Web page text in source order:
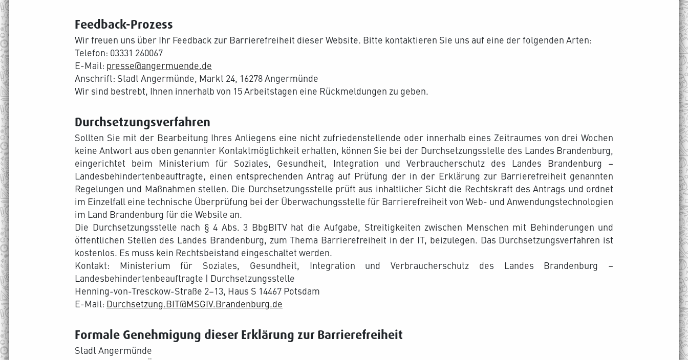
Feedback-Prozess
Wir freuen uns über Ihr Feedback zur Barrierefreiheit dieser Website. Bitte kontaktieren Sie uns auf eine der folgenden Arten:
Telefon: 03331 260067
E-Mail: presse@angermuende.de
Anschrift: Stadt Angermünde, Markt 24, 16278 Angermünde
Wir sind bestrebt, Ihnen innerhalb von 15 Arbeitstagen eine Rückmeldungen zu geben.
Durchsetzungsverfahren
Sollten Sie mit der Bearbeitung Ihres Anliegens eine nicht zufriedenstellende oder innerhalb eines Zeitraumes von drei Wochen
keine Antwort aus oben genannter Kontaktmöglichkeit erhalten, können Sie bei der Durchsetzungsstelle des Landes Brandenburg,
eingerichtet beim Ministerium für Soziales, Gesundheit, Integration und Verbraucherschutz des Landes Brandenburg –
Landesbehindertenbeauftragte, einen entsprechenden Antrag auf Prüfung der in der Erklärung zur Barrierefreiheit genannten
Regelungen und Maßnahmen stellen. Die Durchsetzungsstelle prüft aus inhaltlicher Sicht die Rechtskraft des Antrags und ordnet
im Einzelfall eine technische Überprüfung bei der Überwachungsstelle für Barrierefreiheit von Web- und Anwendungstechnologien
im Land Brandenburg für die Website an.
Die Durchsetzungsstelle nach § 4 Abs. 3 BbgBITV hat die Aufgabe, Streitigkeiten zwischen Menschen mit Behinderungen und
öffentlichen Stellen des Landes Brandenburg, zum Thema Barrierefreiheit in der IT, beizulegen. Das Durchsetzungsverfahren ist
kostenlos. Es muss kein Rechtsbeistand eingeschaltet werden.
Kontakt: Ministerium für Soziales, Gesundheit, Integration und Verbraucherschutz des Landes Brandenburg –
Landesbehindertenbeauftragte | Durchsetzungsstelle
Henning-von-Tresckow-Straße 2–13, Haus S 14467 Potsdam
E-Mail: Durchsetzung.BIT@MSGIV.Brandenburg.de
Formale Genehmigung dieser Erklärung zur Barrierefreiheit
Stadt Angermünde